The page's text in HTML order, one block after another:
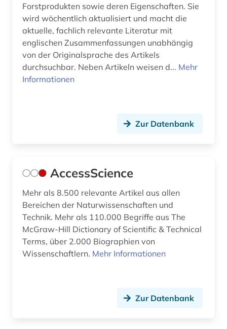
Forstprodukten sowie deren Eigenschaften. Sie
wird wöchentlich aktualisiert und macht die
aktuelle, fachlich relevante Literatur mit
englischen Zusammenfassungen unabhängig
von der Originalsprache des Artikels
durchsuchbar. Neben Artikeln weisen d... Mehr
Informationen
Zur Datenbank
AccessScience
Mehr als 8.500 relevante Artikel aus allen
Bereichen der Naturwissenschaften und
Technik. Mehr als 110.000 Begriffe aus The
McGraw-Hill Dictionary of Scientific & Technical
Terms, über 2.000 Biographien von
Wissenschaftlern. Mehr Informationen
Zur Datenbank